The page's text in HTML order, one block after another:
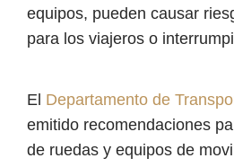
equipos, pueden causar
para los viajeros o
El Departamento de
emitido recomendaciones
de ruedas y equipos de